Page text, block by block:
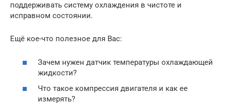
поддерживать систему охлаждения в чистоте и
исправном состоянии.
Ещё кое-что полезное для Вас:
Зачем нужен датчик температуры охлаждающей
жидкости?
Что такое компрессия двигателя и как ее
измерять?